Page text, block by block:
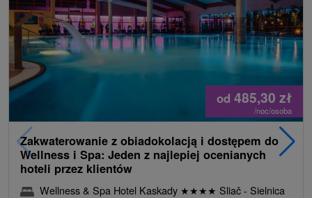
od 485,30 zł
/noc/osoba
Zakwaterowanie z obiadokolacją i dostępem do
Wellness i Spa: Jeden z najlepiej ocenianych
hoteli przez klientów
Wellness & Spa Hotel Kaskady ★★★★ Sliač - Sielnica